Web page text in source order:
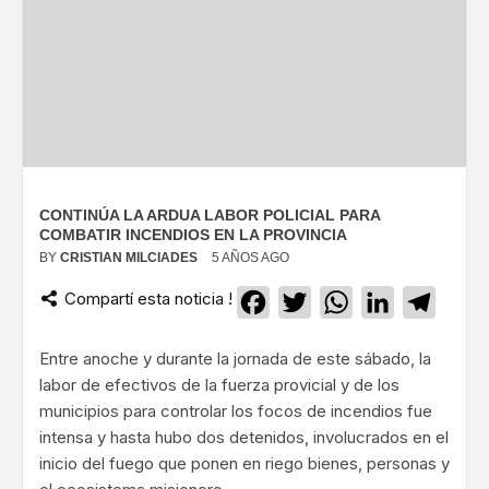
CONTINÚA LA ARDUA LABOR POLICIAL PARA
COMBATIR INCENDIOS EN LA PROVINCIA
BY CRISTIAN MILCIADES 5 AÑOS AGO
Compartí esta noticia ! Facebook
TwitterWhatsApp
LinkedIn
Entre anoche y durante la jornada de este sábado, la
labor de efectivos de la fuerza provicial y de los
municipios para controlar los focos de incendios fue
intensa y hasta hubo dos detenidos, involucrados en el
inicio del fuego que ponen en riego bienes, personas y